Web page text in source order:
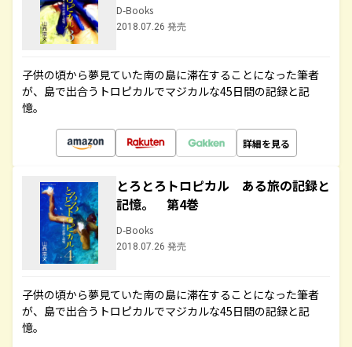
D-Books
2018.07.26 発売
子供の頃から夢見ていた南の島に滞在することになった筆者
が、島で出合うトロピカルでマジカルな45日間の記録と記
憶。
詳細を見る
とろとろトロピカル ある旅の記録と
記憶。 第4巻
D-Books
2018.07.26 発売
子供の頃から夢見ていた南の島に滞在することになった筆者
が、島で出合うトロピカルでマジカルな45日間の記録と記
憶。